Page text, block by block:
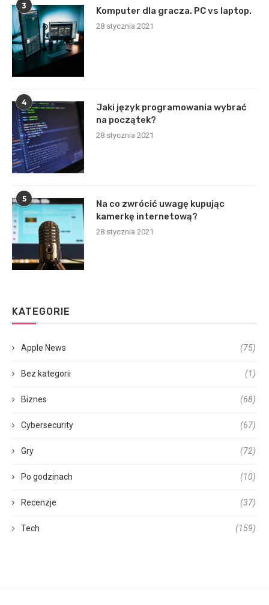
3
Komputer dla gracza. PC vs laptop.
28 stycznia 2021
4
Jaki język programowania wybrać
na początek?
28 stycznia 2021
5
Na co zwrócić uwagę kupując
kamerkę internetową?
28 stycznia 2021
KATEGORIE
Apple News (75)
Bez kategorii (1)
Biznes (68)
Cybersecurity (67)
Gry (72)
Po godzinach (10)
Recenzje (37)
Tech (159)